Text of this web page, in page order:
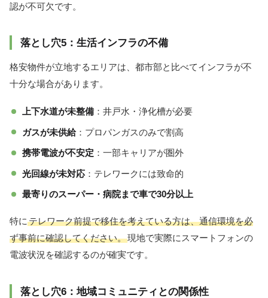
認が不可欠です。
落とし穴5：生活インフラの不備
格安物件が立地するエリアは、都市部と比べてインフラが不
十分な場合があります。
上下水道が未整備 ：井戸水・浄化槽が必要
ガスが未供給：プロパンガスのみで割高
携帯電波が不安定 ：一部キャリアが圏外
光回線が未対応 ：テレワークには致命的
最寄りのスーパー・病院まで車で30分以上
特に テレワーク前提で移住を考えている方は、通信環境を必
ず事前に確認してください。現地で実際にスマートフォンの
電波状況を確認するのが確実です。
落とし穴6：地域コミュニティとの関係性